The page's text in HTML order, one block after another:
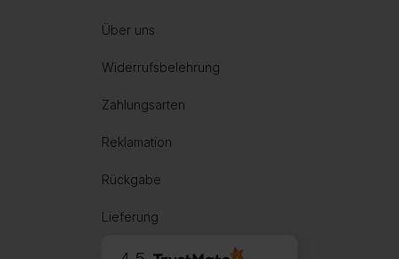
Über uns
Widerrufsbelehrung
Zahlungsarten
Reklamation
Rückgabe
Lieferung